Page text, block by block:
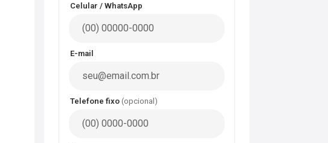
Celular / WhatsApp
E-mail
Telefone fixo (opcional)